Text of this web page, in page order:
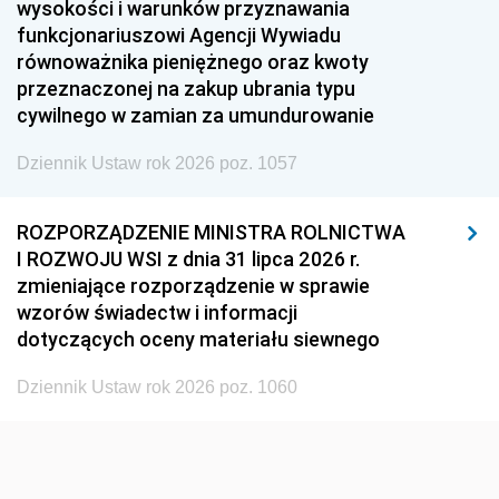
1951 1950
1948 1947
1945 1944 1939
1938 1937 1936
1935 1934
1929 1928 1927
1926 1925 1924
1923 1922
wysokości i warunków przyznawania
funkcjonariuszowi Agencji Wywiadu
równoważnika pieniężnego oraz kwoty
przeznaczonej na zakup ubrania typu
cywilnego w zamian za umundurowanie
Dziennik Ustaw rok 2026 poz. 1057
ROZPORZĄDZENIE MINISTRA ROLNICTWA
I ROZWOJU WSI z dnia 31 lipca 2026 r.
zmieniające rozporządzenie w sprawie
wzorów świadectw i informacji
dotyczących oceny materiału siewnego
Dziennik Ustaw rok 2026 poz. 1060